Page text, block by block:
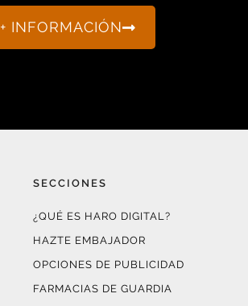
+ INFORMACIÓN
SECCIONES
¿QUÉ ES HARO DIGITAL?
HAZTE EMBAJADOR
OPCIONES DE PUBLICIDAD
FARMACIAS DE GUARDIA